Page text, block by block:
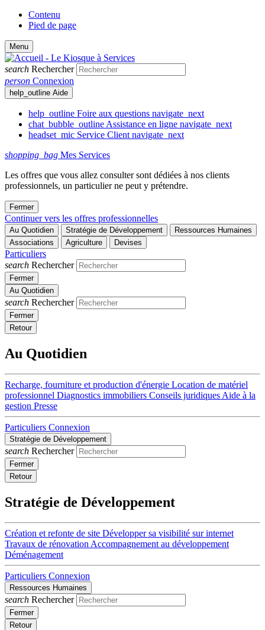
Contenu
Pied de page
Menu
search Rechercher
person Connexion
help_outline Aide
help_outline Foire aux questions navigate_next
chat_bubble_outline Assistance en ligne navigate_next
headset_mic Service Client navigate_next
shopping_bag Mes Services
Les offres que vous allez consulter sont dédiées à nos clients
professionnels, un particulier ne peut y prétendre.
Fermer
Continuer vers les offres professionnelles
Au Quotidien Stratégie de Développement
Ressources Humaines
Associations
Agriculture Devises
Particuliers
search Rechercher
Fermer
Au Quotidien
search Rechercher
Fermer
Retour
Au Quotidien
Recharge, fourniture et production d'énergie Location de matériel
professionnel Diagnostics immobiliers Conseils juridiques Aide à la
gestion Presse
Particuliers Connexion
Stratégie de Développement
search Rechercher
Fermer
Retour
Stratégie de Développement
Création et refonte de site Développer sa visibilité sur internet
Travaux de rénovation Accompagnement au développement
Déménagement
Particuliers Connexion
Ressources Humaines
search Rechercher
Fermer
Retour